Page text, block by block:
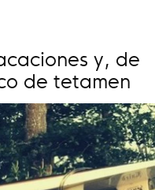
y, de
de tetamen